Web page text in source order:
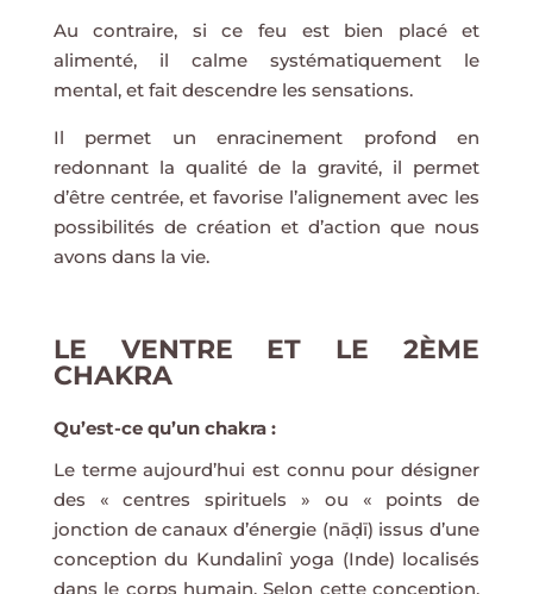
Au contraire, si ce feu est bien placé et
alimenté, il calme systématiquement le
mental, et fait descendre les sensations.
Il permet un enracinement profond en
redonnant la qualité de la gravité, il permet
d’être centrée, et favorise l’alignement avec les
possibilités de création et d’action que nous
avons dans la vie.
LE VENTRE ET LE 2ÈME
CHAKRA
Qu’est-ce qu’un chakra :
Le terme aujourd’hui est connu pour désigner
des « centres spirituels » ou « points de
jonction de canaux d’énergie (nāḍī) issus d’une
conception du Kundalinî yoga (Inde) localisés
dans le corps humain. Selon cette conception,